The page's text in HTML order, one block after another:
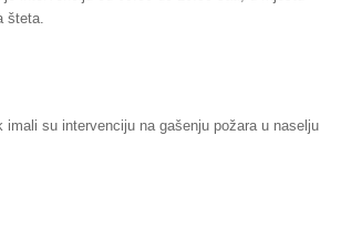
šteta.
su intervenciju na gašenju požara u naselju